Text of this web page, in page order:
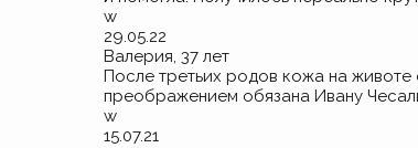
w
29.05.22
Валерия, 37 лет
После третьих родов кожа на животе
преображением обязана Ивану
w
15.07.21